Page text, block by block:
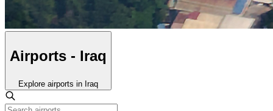
Airports - Iraq
Explore airports in Iraq